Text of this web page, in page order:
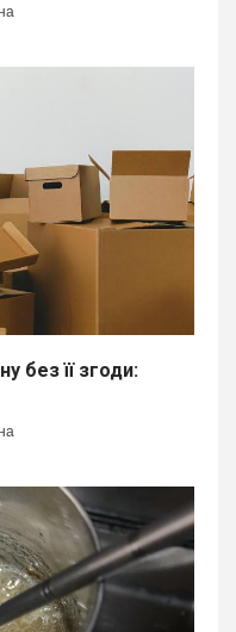
без її згоди: